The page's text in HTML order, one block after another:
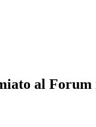
al Forum